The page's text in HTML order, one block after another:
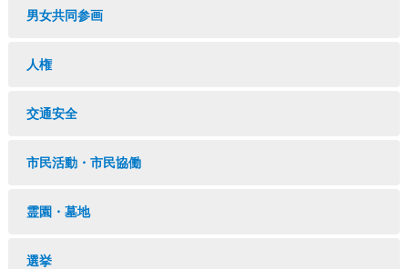
男女共同参画
人権
交通安全
市民活動・市民協働
霊園・墓地
選挙